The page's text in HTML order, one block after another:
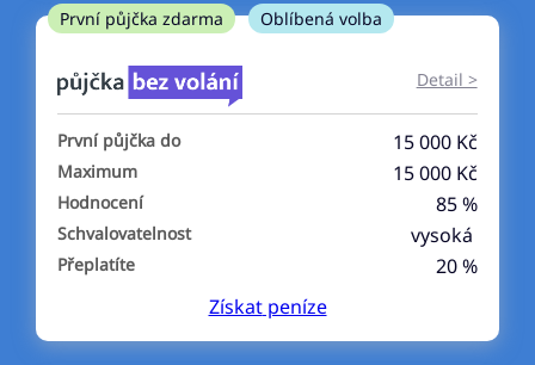
ne
V exekuci
ano
ne
Po insolvenci
ano
V hotovosti
První půjčka zdarma Oblíbená volba
Detail >
První půjčka do 15 000 Kč
Maximum 15 000 Kč
Hodnocení 85 %
Schvalovatelnost vysoká
Přeplatíte
20 %
Získatpeníze